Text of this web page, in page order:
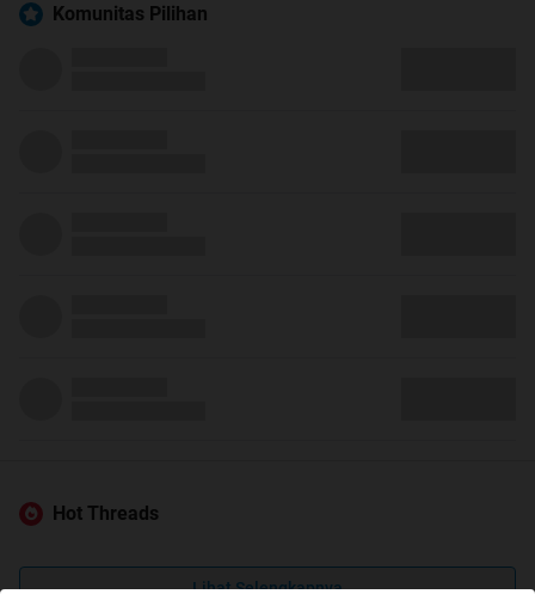
Komunitas Pilihan
Hot Threads
Lihat Selengkapnya